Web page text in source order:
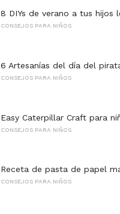
8 DIYs de verano a tus hijos
CONSEJOS PARA NIÑOS
6 Artesanías del día del
CONSEJOS PARA NIÑOS
Easy Caterpillar Craft para
CONSEJOS PARA NIÑOS
Receta de pasta de papel
CONSEJOS PARA NIÑOS